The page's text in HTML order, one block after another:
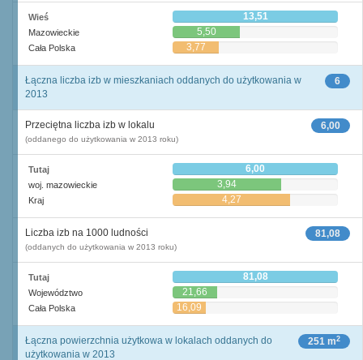
Wieś 13,51
Mazowieckie 5,50
Cała Polska 3,77
6
Łączna liczba izb w mieszkaniach oddanych do użytkowania w
2013
6,00
Przeciętna liczba izb w lokalu
(oddanego do użytkowania w 2013 roku)
Tutaj 6,00
woj. mazowieckie 3,94
Kraj 4,27
81,08
Liczba izb na 1000 ludności
(oddanych do użytkowania w 2013 roku)
Tutaj 81,08
Województwo 21,66
Cała Polska 16,09
251 m2
Łączna powierzchnia użytkowa w lokalach oddanych do
użytkowania w 2013